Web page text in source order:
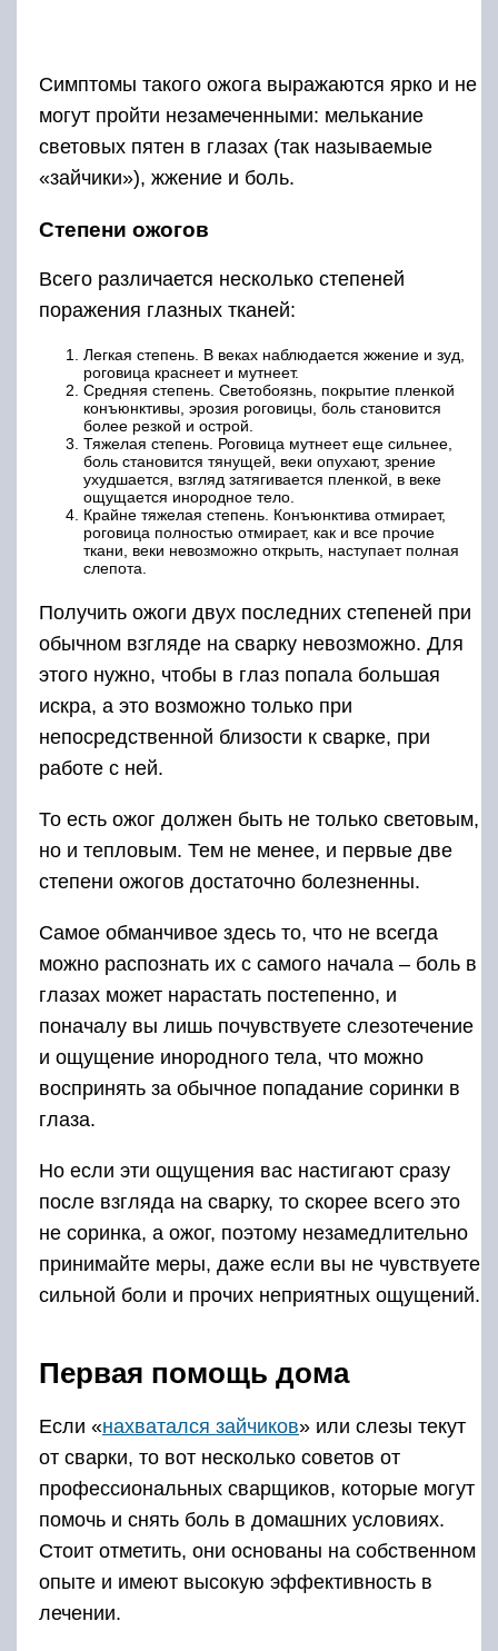
Симптомы такого ожога выражаются ярко и не
могут пройти незамеченными: мелькание
световых пятен в глазах (так называемые
«зайчики»), жжение и боль.
Степени ожогов
Всего различается несколько степеней
поражения глазных тканей:
Легкая степень. В веках наблюдается жжение и зуд,
роговица краснеет и мутнеет.
Средняя степень. Светобоязнь, покрытие пленкой
конъюнктивы, эрозия роговицы, боль становится
более резкой и острой.
Тяжелая степень. Роговица мутнеет еще сильнее,
боль становится тянущей, веки опухают, зрение
ухудшается, взгляд затягивается пленкой, в веке
ощущается инородное тело.
Крайне тяжелая степень. Конъюнктива отмирает,
роговица полностью отмирает, как и все прочие
ткани, веки невозможно открыть, наступает полная
слепота.
Получить ожоги двух последних степеней при
обычном взгляде на сварку невозможно. Для
этого нужно, чтобы в глаз попала большая
искра, а это возможно только при
непосредственной близости к сварке, при
работе с ней.
То есть ожог должен быть не только световым,
но и тепловым. Тем не менее, и первые две
степени ожогов достаточно болезненны.
Самое обманчивое здесь то, что не всегда
можно распознать их с самого начала – боль в
глазах может нарастать постепенно, и
поначалу вы лишь почувствуете слезотечение
и ощущение инородного тела, что можно
воспринять за обычное попадание соринки в
глаза.
Но если эти ощущения вас настигают сразу
после взгляда на сварку, то скорее всего это
не соринка, а ожог, поэтому незамедлительно
принимайте меры, даже если вы не чувствуете
сильной боли и прочих неприятных ощущений.
Первая помощь дома
Если «нахватался зайчиков» или слезы текут
от сварки, то вот несколько советов от
профессиональных сварщиков, которые могут
помочь и снять боль в домашних условиях.
Стоит отметить, они основаны на собственном
опыте и имеют высокую эффективность в
лечении.